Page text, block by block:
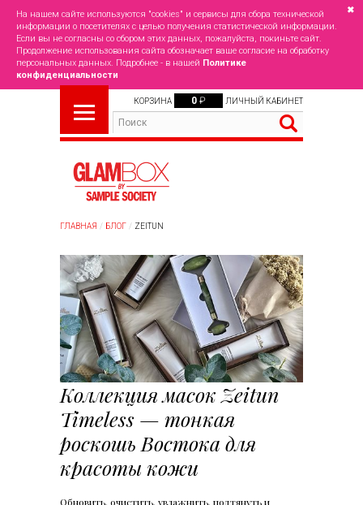
На нашем сайте используются "cookies" и сервисы для сбора технической
информации о посетителях с целью получения статистической информации.
Если вы не согласны со сбором этих данных, пожалуйста, покиньте сайт.
Продолжение использования сайта обозначает ваше согласие на обработку
персональных данных. Подробнее - в нашей Политике
конфиденциальности
✖
КОРЗИНА 0 ₽ ЛИЧНЫЙ КАБИНЕТ
ГЛАВНАЯ БЛОГ ZEITUN
Коллекция масок Zeitun
Timeless — тонкая
роскошь Востока для
красоты кожи
Обновить, очистить, увлажнить, подтянуть и